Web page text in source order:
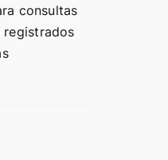
consultas
registrados